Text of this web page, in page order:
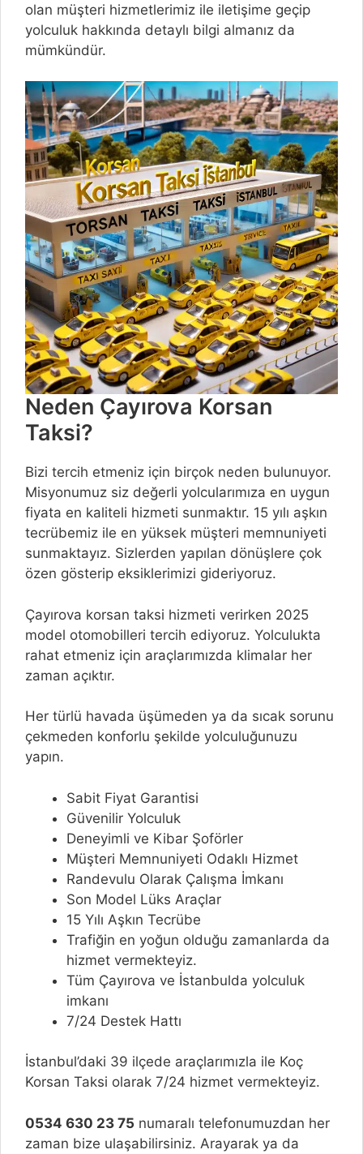
olan müşteri hizmetlerimiz ile iletişime geçip
yolculuk hakkında detaylı bilgi almanız da
mümkündür.
Neden Çayırova Korsan
Taksi?
Bizi tercih etmeniz için birçok neden bulunuyor.
Misyonumuz siz değerli yolcularımıza en uygun
fiyata en kaliteli hizmeti sunmaktır. 15 yılı aşkın
tecrübemiz ile en yüksek müşteri memnuniyeti
sunmaktayız. Sizlerden yapılan dönüşlere çok
özen gösterip eksiklerimizi gideriyoruz.
Çayırova korsan taksi hizmeti verirken 2025
model otomobilleri tercih ediyoruz. Yolculukta
rahat etmeniz için araçlarımızda klimalar her
zaman açıktır.
Her türlü havada üşümeden ya da sıcak sorunu
çekmeden konforlu şekilde yolculuğunuzu
yapın.
Sabit Fiyat Garantisi
Güvenilir Yolculuk
Deneyimli ve Kibar Şoförler
Müşteri Memnuniyeti Odaklı Hizmet
Randevulu Olarak Çalışma İmkanı
Son Model Lüks Araçlar
15 Yılı Aşkın Tecrübe
Trafiğin en yoğun olduğu zamanlarda da
hizmet vermekteyiz.
Tüm Çayırova ve İstanbulda yolculuk
imkanı
7/24 Destek Hattı
İstanbul’daki 39 ilçede araçlarımızla ile Koç
Korsan Taksi olarak 7/24 hizmet vermekteyiz.
0534 630 23 75 numaralı telefonumuzdan her
zaman bize ulaşabilirsiniz. Arayarak ya da